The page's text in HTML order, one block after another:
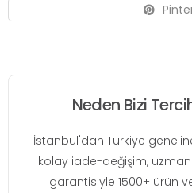
Neden Bizi
İstanbul'dan Türkiye
kolay iade-değişim,
garantisiyle 1500+ ürün